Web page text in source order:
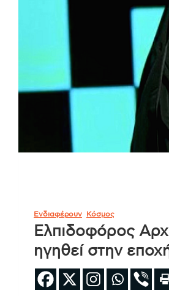
Ενδιαφέρουν Κόσμος
Ελπιδοφόρος
ηγηθεί στην